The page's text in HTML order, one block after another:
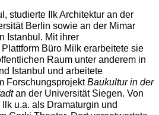
studierte Ilk Architektur an der
Berlin sowie an der Mimar
Istanbul. Mit ihrer
Büro Milk erarbeitete sie
Raum unter anderem in
Istanbul und arbeitete
ForschungsprojektBaukultur in der
an der Universität Siegen. Von
u.a. als Dramaturgin und